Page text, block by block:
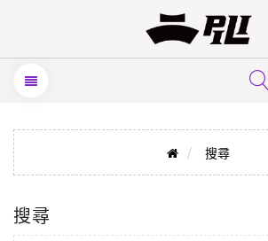
搜尋
搜尋